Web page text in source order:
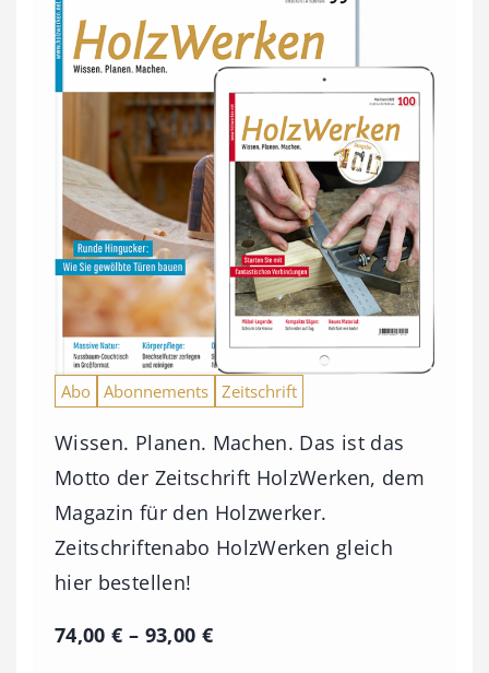
Abo Abonnements Zeitschrift
Wissen. Planen. Machen. Das ist das
Motto der Zeitschrift HolzWerken, dem
Magazin für den Holzwerker.
Zeitschriftenabo HolzWerken gleich
hier bestellen!
74,00€ – 93,00 €P